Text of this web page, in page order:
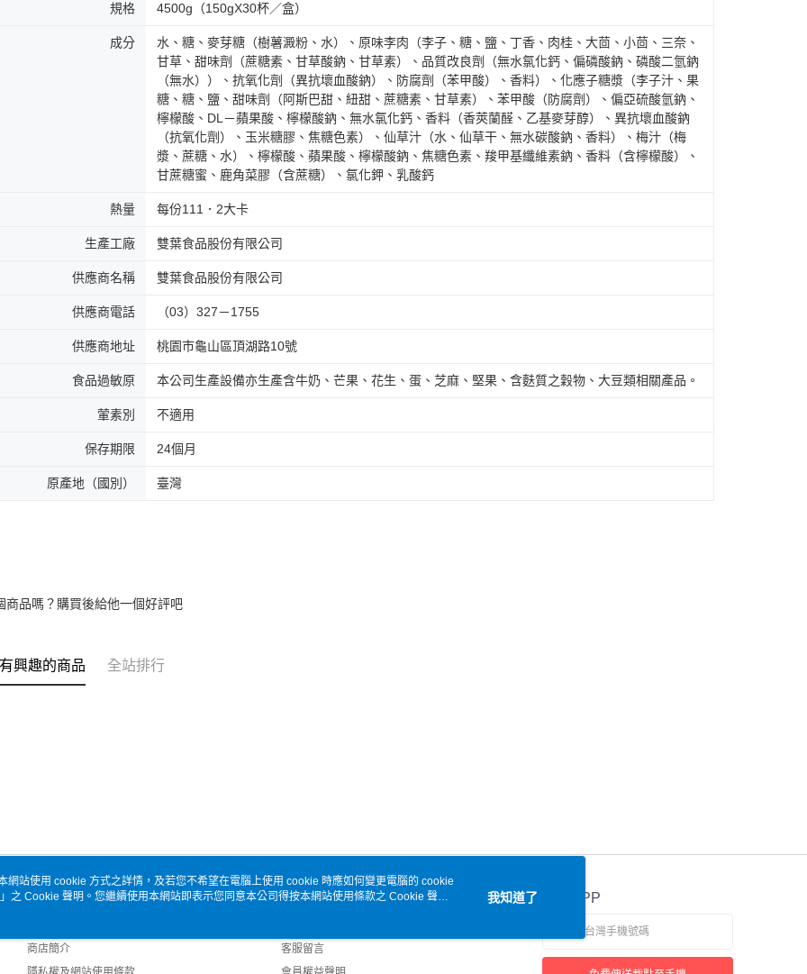
規格 4500g（150gX30杯／盒）
成分
水、糖、麥芽糖（樹薯澱粉、水）、原味李肉（李子、糖、鹽、丁香、肉桂、大茴、小茴、三奈、
甘草、甜味劑（蔗糖素、甘草酸鈉、甘草素）、品質改良劑（無水氯化鈣、偏磷酸鈉、磷酸二氫鈉
（無水））、抗氧化劑（異抗壞血酸鈉）、防腐劑（苯甲酸）、香料）、化應子糖漿（李子汁、果
糖、糖、鹽、甜味劑（阿斯巴甜、紐甜、蔗糖素、甘草素）、苯甲酸（防腐劑）、偏亞硫酸氫鈉、
檸檬酸、DL－蘋果酸、檸檬酸鈉、無水氯化鈣、香料（香莢蘭醛、乙基麥芽醇）、異抗壞血酸鈉
（抗氧化劑）、玉米糖膠、焦糖色素）、仙草汁（水、仙草干、無水碳酸鈉、香料）、梅汁（梅
漿、蔗糖、水）、檸檬酸、蘋果酸、檸檬酸鈉、焦糖色素、羧甲基纖維素鈉、香料（含檸檬酸）、
甘蔗糖蜜、鹿角菜膠（含蔗糖）、氯化鉀、乳酸鈣
熱量 每份111．2大卡
生產工廠 雙葉食品股份有限公司
供應商名稱 雙葉食品股份有限公司
供應商電話 （03）327－1755
供應商地址 桃園市龜山區頂湖路10號
食品過敏原 本公司生產設備亦生產含牛奶、芒果、花生、蛋、芝麻、堅果、含麩質之穀物、大豆類相關產品。
葷素別 不適用
保存期限 24個月
原產地（國別） 臺灣
商品嗎？購買後給他一個好評吧
興趣的商品 全站排行
關於我們
商店簡介
客服資訊
客服留言
官方APP
網站使用 cookie 方式之詳情，及若您不希望在電腦上使用 cookie 時應如何變更電腦的 cookie
」之 Cookie 聲明。您繼續使用本網站即表示您同意本公司得按本網站使用條款之 Cookie 聲明
我知道了